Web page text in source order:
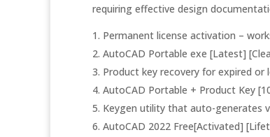
requiring effective design
Permanent license activation –
AutoCAD Portable exe [Latest]
Product key recovery for expired or
AutoCAD Portable + Product Key
Keygen utility that auto-generates
AutoCAD 2022 Free[Activated]